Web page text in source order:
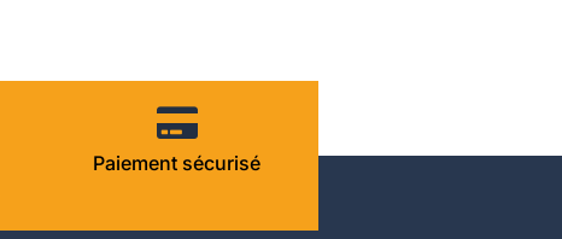
Paiement sécurisé